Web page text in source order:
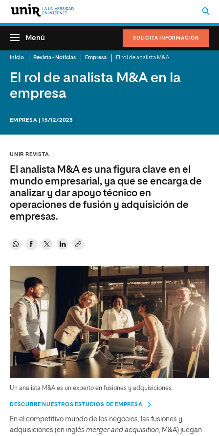
SOLICITA INFORMACIÓN
Menú
Inicio Revista - Noticias Empresa
El rol de analista M&A en la
empresa
EMPRESA | 15/12/2023
UNIR REVISTA
El analista M&A es una figura clave en el
mundo empresarial, ya que se encarga de
analizar y dar apoyo técnico en
operaciones de fusión y adquisición de
empresas.
Un analista M&A es un experto en fusiones y adquisiciones.
DESCUBRE NUESTROS ESTUDIOS DE EMPRESA
En el competitivo mundo de los negocios, las fusiones y
adquisiciones (en inglés merger and acquisition , M&A) juegan